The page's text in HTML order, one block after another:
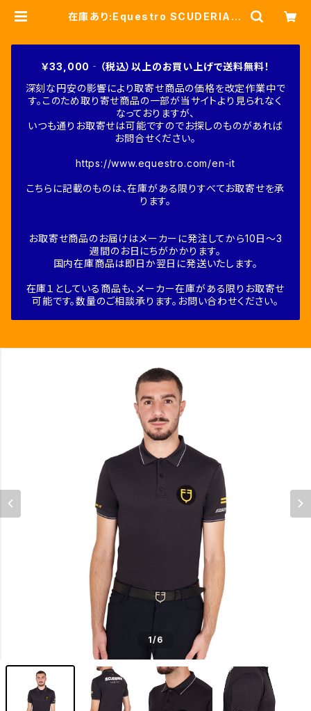
在庫あり:Equestro SCUDERIA ト
￥33,000‐（税込）以上のお買い上げで送料無料！
深刻な円安の影響により取寄せ商品の価格を改定作業中で
す。このため取り寄せ商品の一部が当サイトより見られなく
なっておりますが、
いつも通りお取寄せは可能ですのでお探しのものがあれば
お問合せください。
https://www.equestro.com/en-it
こちらに記載のものは、在庫がある限りすべてお取寄せを承
ります。
お取寄せ商品のお届けはメーカーに発注してから10日～3
週間のお日にちがかかります。
国内在庫商品は即日か翌日に発送いたします。
在庫１としている商品も、メーカー在庫がある限りお取寄せ
可能です。数量のご相談承ります。お問い合わせください。
1/6